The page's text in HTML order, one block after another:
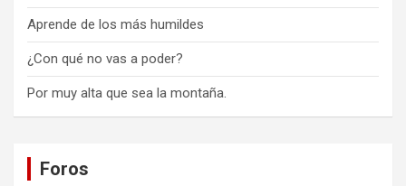
Aprende de los más humildes
¿Con qué no vas a poder?
Por muy alta que sea la montaña.
Foros